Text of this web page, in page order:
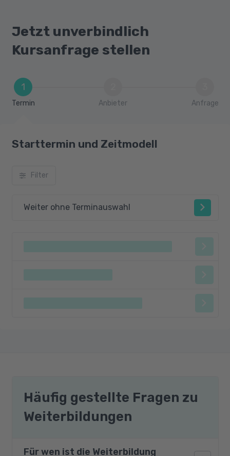
Jetzt unverbindlich
Kursanfrage stellen
1
Termin Anbieter Anfrage
Starttermin und Zeitmodell
Filter
Weiter ohne Terminauswahl
Häufig gestellte Fragen zu
Weiterbildungen
Für wen ist die Weiterbildung